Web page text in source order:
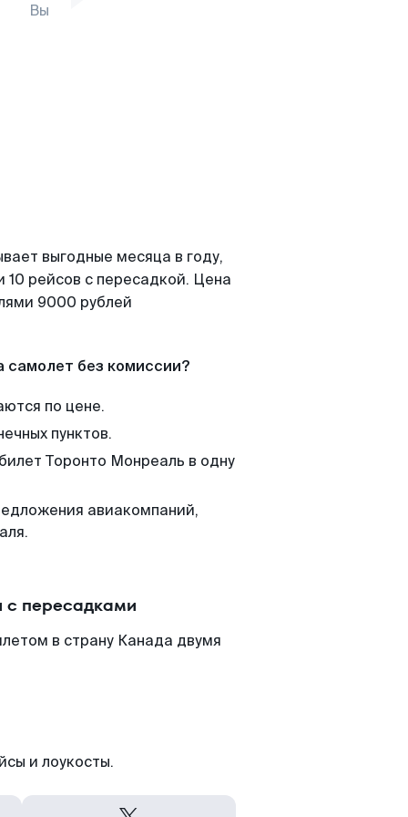
Вы
выгодные месяца в году,
рейсов с пересадкой. Цена
9000 рублей
самолет без комиссии?
по цене.
пунктов.
Торонто Монреаль в одну
авиакомпаний,
с пересадками
в страну Канада двумя
и лоукосты.